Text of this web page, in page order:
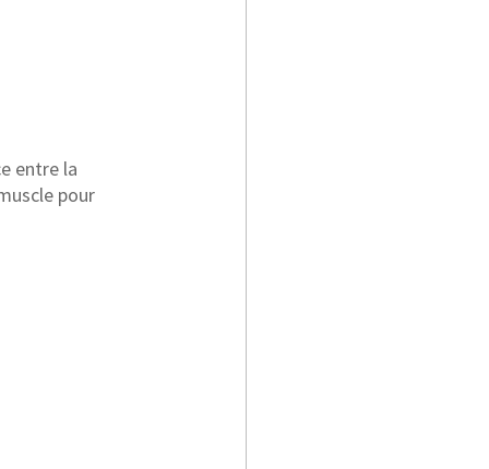
entre la
pour